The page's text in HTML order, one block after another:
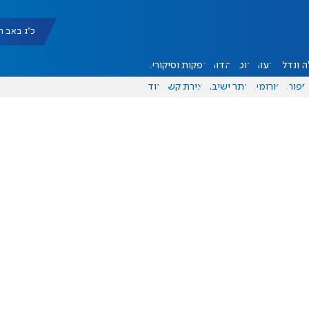
כ"ג באב תשפ"ו
ונדל"ן דעות אוכל יהדות הפקות וסיקורים
ספורט פורומים אתר ישיבה יצירת קשר עוד